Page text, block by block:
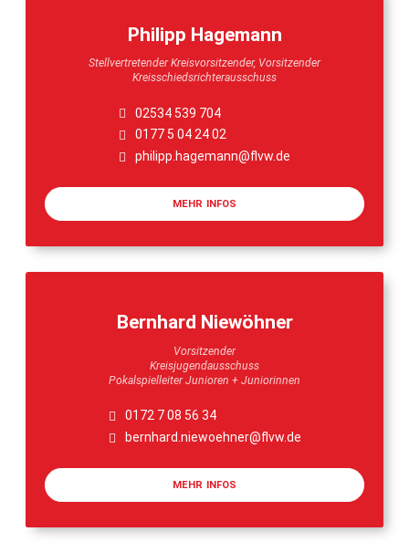
Philipp Hagemann
Stellvertretender Kreisvorsitzender, Vorsitzender
Kreisschiedsrichterausschuss
02534 539 704
0177 5 04 24 02
philipp.hagemann@flvw.de
MEHR INFOS
Bernhard Niewöhner
Vorsitzender
Kreisjugendausschuss
Pokalspielleiter Junioren + Juniorinnen
0172 7 08 56 34
bernhard.niewoehner@flvw.de
MEHR INFOS